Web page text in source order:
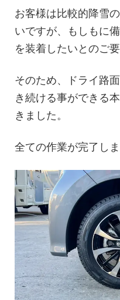
お客様は比較的降雪
いですが、もしもに
を装着したいとのご要
そのため、ドライ路
き続ける事ができる
きました。
全ての作業が完了しま